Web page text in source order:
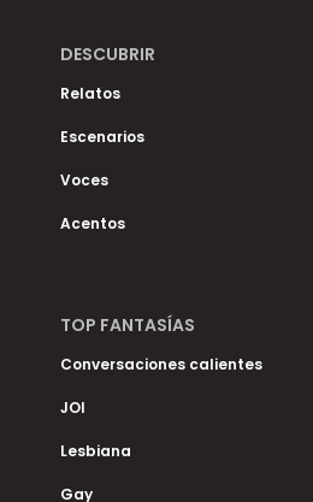
DESCUBRIR
Relatos
Escenarios
Voces
Acentos
TOP FANTASÍAS
Conversaciones calientes
JOI
Lesbiana
Gay